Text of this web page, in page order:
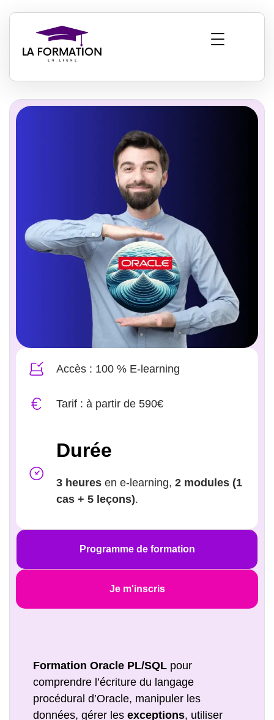
Accès : 100 % E-learning
Tarif : à partir de 590€
Durée
3 heures en e-learning,2 modules (1
cas + 5 leçons).
Programme de formation
Je m'inscris
Formation Oracle PL/SQLpour
comprendre l’écriture du langage
procédural d’Oracle, manipuler les
données, gérer les exceptions, utiliser